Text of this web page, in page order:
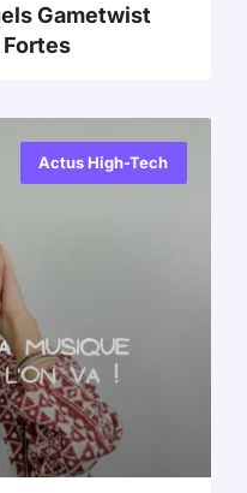
Gametwist
Fortes
Actus High-Tech